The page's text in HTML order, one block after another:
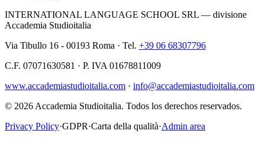
INTERNATIONAL LANGUAGE SCHOOL SRL — divisione
Accademia Studioitalia
Via Tibullo 16 - 00193 Roma · Tel. +39 06 68307796
C.F. 07071630581 · P. IVA 01678811009
www.accademiastudioitalia.com · info@accademiastudioitalia.com
© 2026 Accademia Studioitalia. Todos los derechos reservados.
Privacy Policy·GDPR·Carta della qualità·Admin area